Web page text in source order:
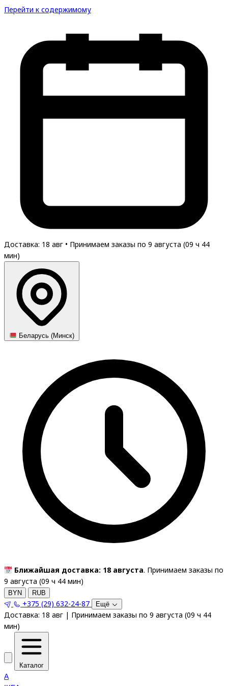
Перейти к содержимому
Доставка: 18 авг • Принимаем заказы по 9 августа (09 ч 44
мин)
Беларусь (Минск)
Ближайшая доставка: 18 августа. Принимаем заказы по
9 августа (09 ч 44 мин)
BYN RUB
+375 (29) 632-24-87 Ещё
Доставка: 18 авг | Принимаем заказы по 9 августа (09 ч 44
мин)
Каталог
A